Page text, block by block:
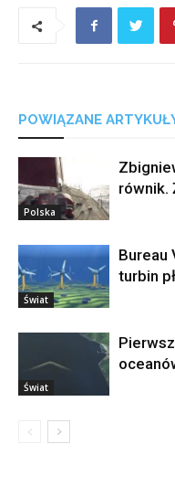
POWIĄZANE
Polska
równik.
Świat
Bureau
turbin
Świat